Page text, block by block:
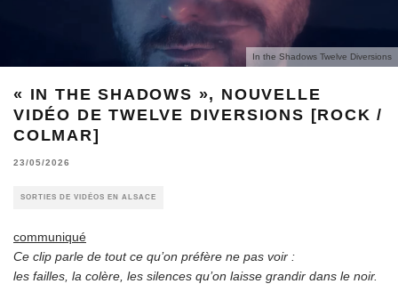
In the Shadows Twelve Diversions
« IN THE SHADOWS », NOUVELLE
VIDÉO DE TWELVE DIVERSIONS [ROCK /
COLMAR]
23/05/2026
SORTIES DE VIDÉOS EN ALSACE
communiqué
Ce clip parle de tout ce qu’on préfère ne pas voir :
les failles, la colère, les silences qu’on laisse grandir dans le noir.